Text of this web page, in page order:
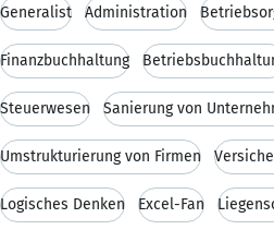
Generalist Administration
Finanzbuchhaltung
Steuerwesen Sanierung von
Umstrukturierung von Firmen
Logisches Denken Excel-Fan